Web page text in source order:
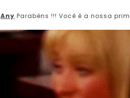
Any Parabéns !!! Você é a nossa